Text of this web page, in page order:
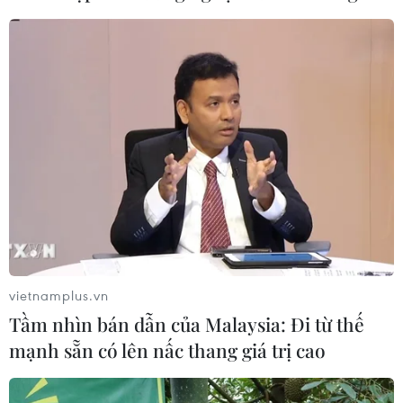
niên hạn ở Pháp
Ukraine tiếp tục dội UAV vào
kho hàng của nền tảng bán lẻ lớn tại
Lãnh đạo EU kêu gọi 'hành động
thống nhất' về biên giới
03/08/2026 14:35
Xem thêm
vietnamplus.vn
Tầm nhìn bán dẫn của Malaysia: Đi từ thế
mạnh sẵn có lên nấc thang giá trị cao